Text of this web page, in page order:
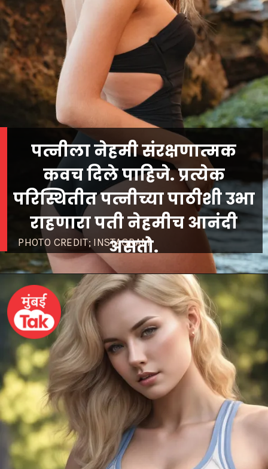
PHOTO CREDIT; INSTAGRAM
पत्नीला नेहमी संरक्षणात्मक
कवच दिले पाहिजे. प्रत्येक
परिस्थितीत पत्नीच्या पाठीशी उभा
राहणारा पती नेहमीच आनंदी
असतो.